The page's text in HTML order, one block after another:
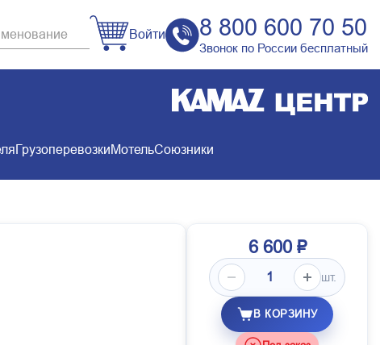
Войти 8 800 600 70 50
Звонок по России бесплатный
ГрузоперевозкиМотельСоюзники
6 600 ₽
шт.
В КОРЗИНУ